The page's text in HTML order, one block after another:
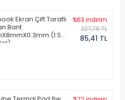
Ekran Çift Taraflı
Bant
(1 Set
%63 indirim
227,76 TL
85,41 TL